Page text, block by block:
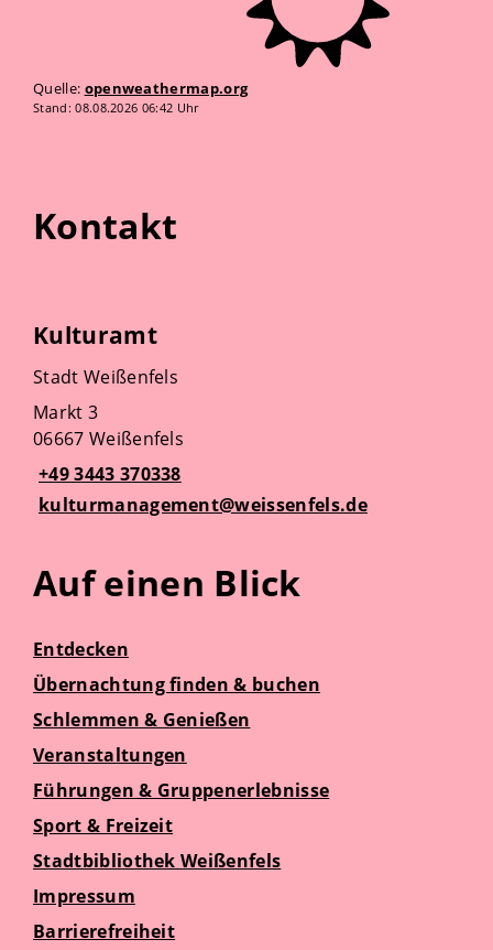
Quelle: openweathermap.org
Stand: 08.08.2026 06:42 Uhr
Kontakt
Kulturamt
Stadt Weißenfels
Markt 3
06667 Weißenfels
+49 3443 370338
kulturmanagement@weissenfels.de
Auf einen Blick
Entdecken
Übernachtung finden & buchen
Schlemmen & Genießen
Veranstaltungen
Führungen & Gruppenerlebnisse
Sport & Freizeit
Stadtbibliothek Weißenfels
Impressum
Barrierefreiheit